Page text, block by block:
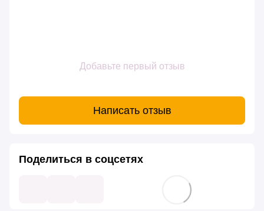
Добавьте первый отзыв
Написать отзыв
Поделиться в соцсетях